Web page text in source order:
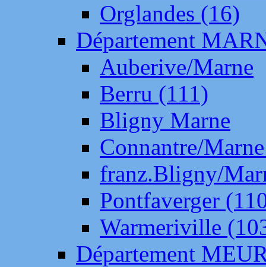
Orglandes (16)
Département
Auberive/Marne
Berru (111)
Bligny Marne
Connantre/
franz.Bligny/
Pontfaverger
Warmeriville
Département